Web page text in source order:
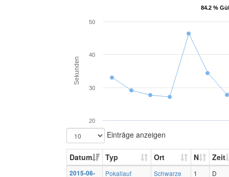
84.2 %
84.2 %
Sekunden
20
30
40
50
Einträge anzeigen
Datum Typ Ort N Zeit
2015-06-
Pokallauf
Schwarze
1 D